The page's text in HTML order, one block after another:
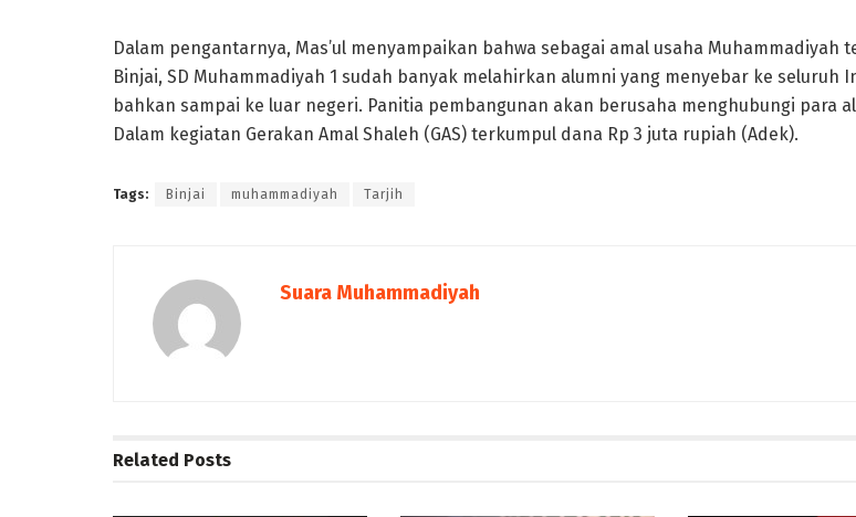
Dalam pengantarnya, Mas’ul menyampaikan bahwa sebagai amal usaha Muhammadiyah
Binjai, SD Muhammadiyah 1 sudah banyak melahirkan alumni yang menyebar ke seluruh
bahkan sampai ke luar negeri. Panitia pembangunan akan berusaha menghubungi para
Dalam kegiatan Gerakan Amal Shaleh (GAS) terkumpul dana Rp 3 juta rupiah (Adek).
Tags: Binjai muhammadiyah Tarjih
Suara Muhammadiyah
Related Posts